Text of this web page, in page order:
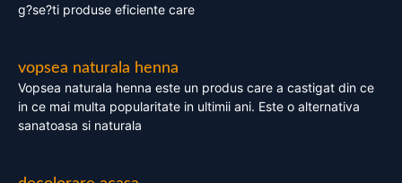
g?se?ti produse eficiente care
vopsea naturala henna
Vopsea naturala henna este un produs care a castigat din ce
in ce mai multa popularitate in ultimii ani. Este o alternativa
sanatoasa si naturala